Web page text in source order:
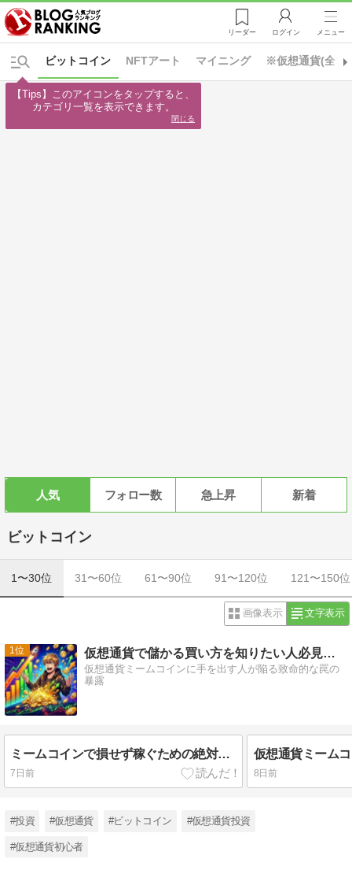
リーダー ログイン メニュー
※仮想通貨(全て)
NFTアート
ビットコイン マイニング
人気 フォロー数 急上昇 新着
ビットコイン
1〜30位 31〜60位 61〜90位 91〜120位 121〜150位
画像表示 文字表示
1 仮想通貨で儲かる買い方を知りたい人必見、初心者が見落とす
仮想通貨ミームコインに手を出す人が陥る致命的な罠の
暴露
ミームコインで損せず稼ぐための絶対ルール
7日前 8日前
#投資 #仮想通貨 #ビットコイン #仮想通貨投資
#仮想通貨初心者
【Tips】このアイコンをタップすると、
カテゴリ一覧を表示できます。
閉じる